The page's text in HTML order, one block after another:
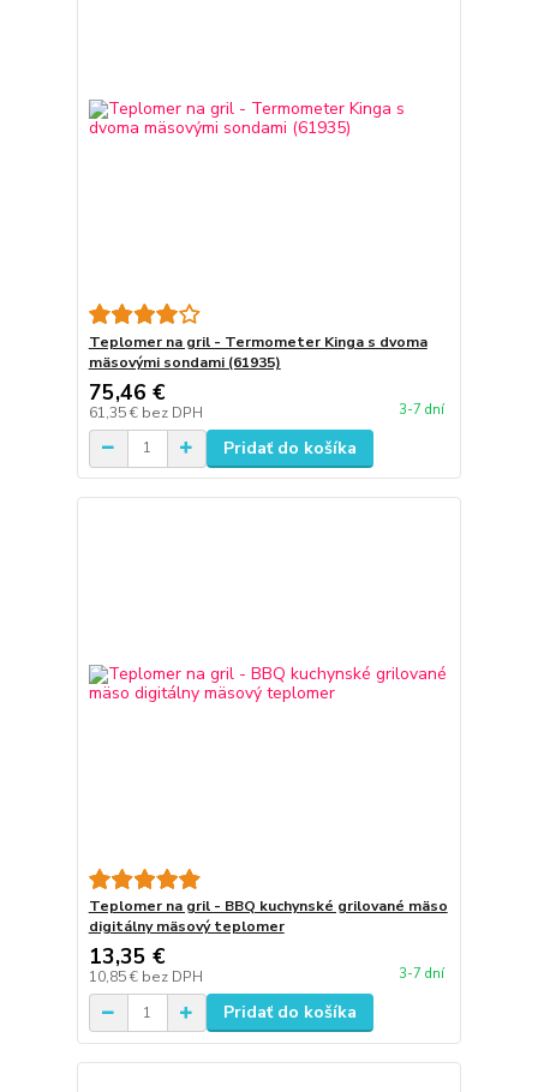
Teplomer na gril - Termometer Kinga s dvoma
mäsovými sondami (61935)
75,46 €
61,35 € bez DPH 3-7 dní
Pridať do košíka
Teplomer na gril - BBQ kuchynské grilované mäso
digitálny mäsový teplomer
13,35 €
10,85 € bez DPH 3-7 dní
Pridať do košíka